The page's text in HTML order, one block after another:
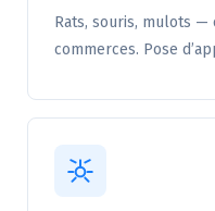
Rats, souris, mulots —
commerces. Pose